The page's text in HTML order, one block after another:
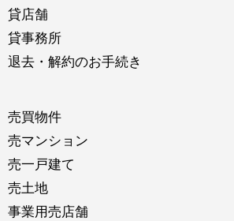
貸店舗
貸事務所
退去・解約のお手続き
売買物件
売マンション
売一戸建て
売土地
事業用売店舗